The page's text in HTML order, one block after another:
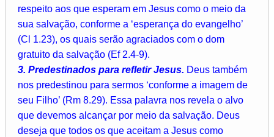
respeito aos que esperam em Jesus como o meio da
sua salvação, conforme a ‘esperança do evangelho’
(Cl 1.23), os quais serão agraciados com o dom
gratuito da salvação (Ef 2.4-9).
3. Predestinados para refletir Jesus. Deus também
nos predestinou para sermos ‘conforme a imagem de
seu Filho’ (Rm 8.29). Essa palavra nos revela o alvo
que devemos alcançar por meio da salvação. Deus
deseja que todos os que aceitam a Jesus como